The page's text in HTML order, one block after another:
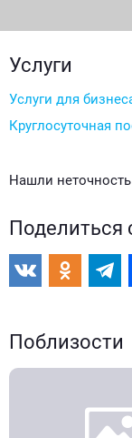
Услуги
Услуги для
Круглосуточная
Нашли
Поделиться
Поблизости